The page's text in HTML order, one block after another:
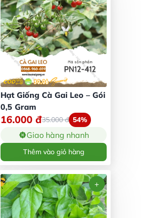
Hạt Giống Cà Gai Leo – Gói
0,5 Gram
16.000 đ35.000đ 54%
Giao hàng nhanh
Thêm vào giỏ hàng